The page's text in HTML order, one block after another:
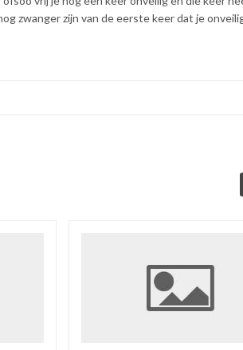
zwanger zijn van de eerste keer dat je